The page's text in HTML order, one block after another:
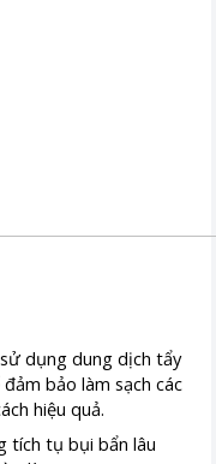
dụng dung dịch tẩy
bảo làm sạch các
hiệu quả.
tích tụ bụi bẩn lâu